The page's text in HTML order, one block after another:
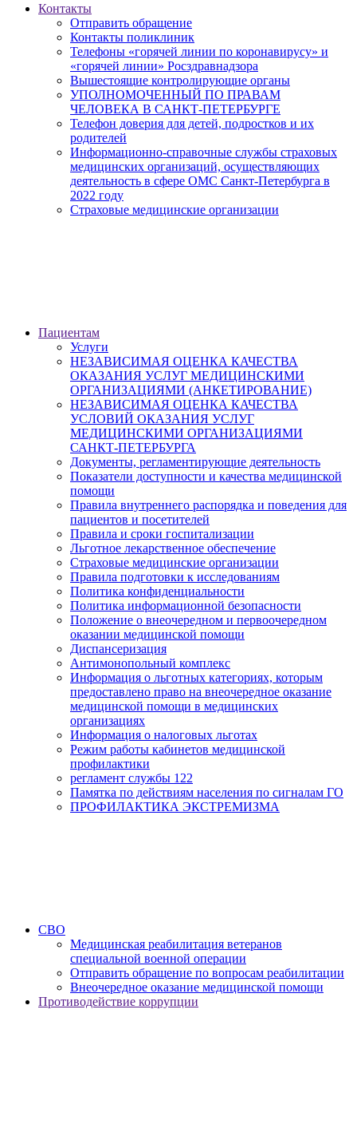
Контакты
Отправить обращение
Контакты поликлиник
Телефоны «горячей линии по коронавирусу» и
«горячей линии» Росздравнадзора
Вышестоящие контролирующие органы
УПОЛНОМОЧЕННЫЙ ПО ПРАВАМ
ЧЕЛОВЕКА В САНКТ-ПЕТЕРБУРГЕ
Телефон доверия для детей, подростков и их
родителей
Информационно-справочные службы страховых
медицинских организаций, осуществляющих
деятельность в сфере ОМС Санкт-Петербурга в
2022 году
Страховые медицинские организации
Пациентам
Услуги
НЕЗАВИСИМАЯ ОЦЕНКА КАЧЕСТВА
ОКАЗАНИЯ УСЛУГ МЕДИЦИНСКИМИ
ОРГАНИЗАЦИЯМИ (АНКЕТИРОВАНИЕ)
НЕЗАВИСИМАЯ ОЦЕНКА КАЧЕСТВА
УСЛОВИЙ ОКАЗАНИЯ УСЛУГ
МЕДИЦИНСКИМИ ОРГАНИЗАЦИЯМИ
САНКТ-ПЕТЕРБУРГА
Документы, регламентирующие деятельность
Показатели доступности и качества медицинской
помощи
Правила внутреннего распорядка и поведения для
пациентов и посетителей
Правила и сроки госпитализации
Льготное лекарственное обеспечение
Страховые медицинские организации
Правила подготовки к исследованиям
Политика конфиденциальности
Политика информационной безопасности
Положение о внеочередном и первоочередном
оказании медицинской помощи
Диспансеризация
Антимонопольный комплекс
Информация о льготных категориях, которым
предоставлено право на внеочередное оказание
медицинской помощи в медицинских
организациях
Информация о налоговых льготах
Режим работы кабинетов медицинской
профилактики
регламент службы 122
Памятка по действиям населения по сигналам ГО
ПРОФИЛАКТИКА ЭКСТРЕМИЗМА
СВО
Медицинская реабилитация ветеранов
специальной военной операции
Отправить обращение по вопросам реабилитации
Внеочередное оказание медицинской помощи
Противодействие коррупции